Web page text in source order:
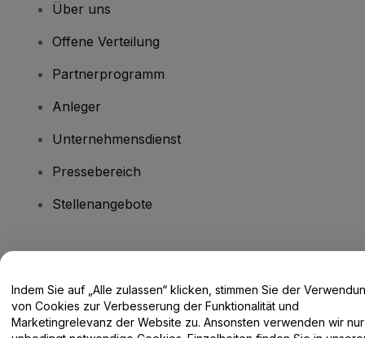
Über uns
Offene Verteilung
Partnerprogramm
Anleger
Unternehmensdienst
Pressebereich
Stellenangebote
Hilfe-Center / Kontakt
Indem Sie auf „Alle zulassen“ klicken, stimmen Sie der
von Cookies zur Verbesserung der Funktionalität und
Marketingrelevanz der Website zu. Ansonsten verwenden wir nur